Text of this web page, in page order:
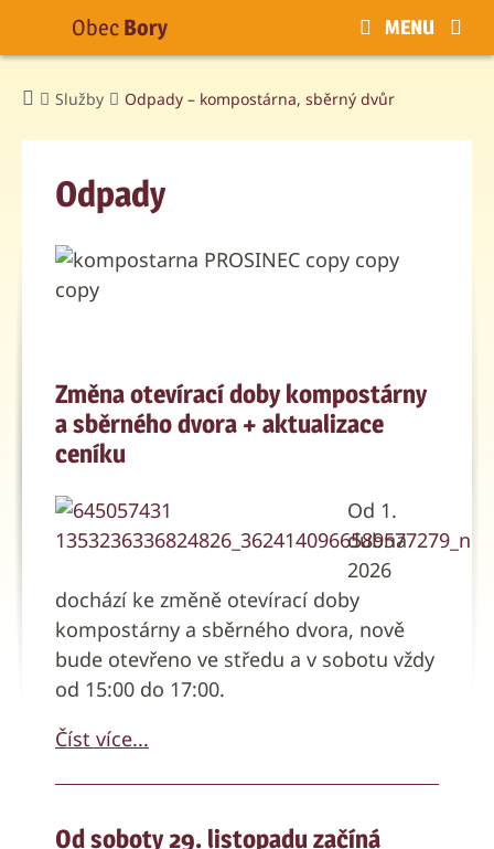
Služby Odpady – kompostárna, sběrný dvůr
Odpady
Změna otevírací doby kompostárny
a sběrného dvora + aktualizace
ceníku
Od 1.
dubna
2026
dochází ke změně otevírací doby
kompostárny a sběrného dvora, nově
bude otevřeno ve středu a v sobotu vždy
od 15:00 do 17:00.
Číst více...
Od soboty 29. listopadu začíná
Obec Bory MENU